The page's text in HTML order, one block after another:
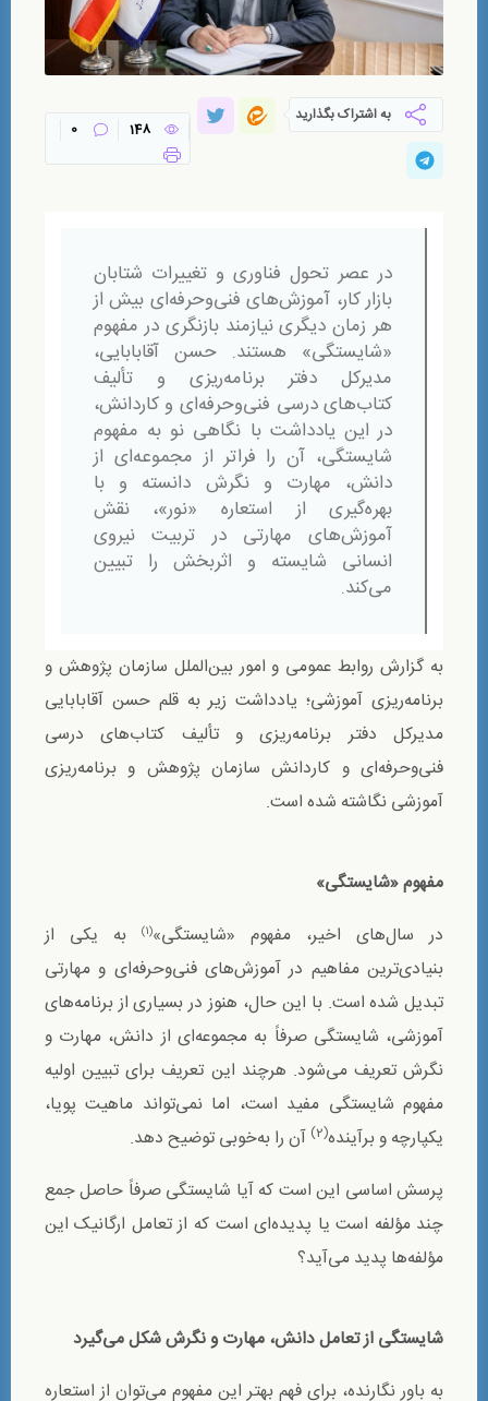
به اشتراک بگذارید
148
0
در عصر تحول فناوری و تغییرات شتابان
بازار کار، آموزش‌های فنی‌وحرفه‌ای بیش از
هر زمان دیگری نیازمند بازنگری در مفهوم
«شایستگی» هستند. حسن آقابابایی،
مدیرکل دفتر برنامه‌ریزی و تألیف
کتاب‌های درسی فنی‌وحرفه‌ای و کاردانش،
در این یادداشت با نگاهی نو به مفهوم
شایستگی، آن را فراتر از مجموعه‌ای از
دانش، مهارت و نگرش دانسته و با
بهره‌گیری از استعاره «نور»، نقش
آموزش‌های مهارتی در تربیت نیروی
انسانی شایسته و اثربخش را تبیین
می‌کند.
به گزارش روابط عمومی و امور بین‌الملل سازمان پژوهش و
برنامه‌ریزی آموزشی؛ يادداشت زير به قلم حسن آقابابایی
مدیرکل دفتر برنامه‌ریزی و تألیف کتاب‌های درسی
فنی‌وحرفه‌ای و کاردانش سازمان پژوهش و برنامه‌ریزی
آموزشی نگاشته شده است.
مفهوم «شایستگی»
در سال‌های اخیر، مفهوم «شایستگی»(1)
به یکی از
بنیادی‌ترین مفاهیم در آموزش‌های فنی‌وحرفه‌ای و مهارتی
تبدیل شده است. با این حال، هنوز در بسیاری از برنامه‌های
آموزشی، شایستگی صرفاً به مجموعه‌ای از دانش، مهارت و
نگرش تعریف می‌شود. هرچند این تعریف برای تبیین اولیه
مفهوم شایستگی مفید است، اما نمی‌تواند ماهیت پویا،
یکپارچه و برآینده(2)
آن را به‌خوبی توضیح دهد.
پرسش اساسی این است که آیا شایستگی صرفاً حاصل جمع
چند مؤلفه است یا پدیده‌ای است که از تعامل ارگانیک این
مؤلفه‌ها پدید می‌آید؟
شایستگی از تعامل دانش، مهارت و نگرش شکل می‌گیرد
به باور نگارنده، برای فهم بهتر این مفهوم می‌توان از استعاره